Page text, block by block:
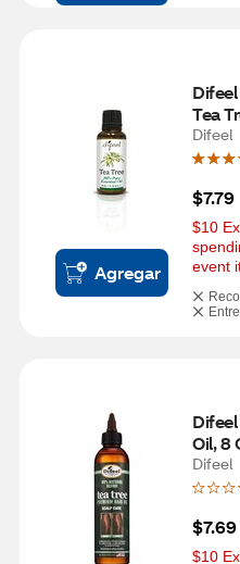
Agregar
Tea
Difeel
$7.79
$10
event
Oil, 8
Difeel
$7.69
$10